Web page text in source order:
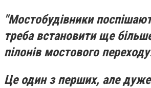
"Мостобудівники
треба встановити ще
пілонів мостового
Це один з перших, але